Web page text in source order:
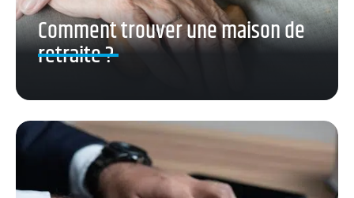
Comment trouver une maison de
retraite ?